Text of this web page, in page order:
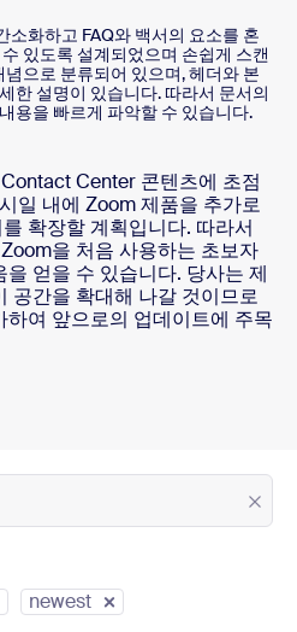
화하고 FAQ와 백서의 요소를 혼
있도록 설계되었으며 손쉽게 스캔
으로 분류되어 있으며, 헤더와 본
한 설명이 있습니다. 따라서 문서의
용을 빠르게 파악할 수 있습니다.
Center 콘텐츠에 초점
일 내에 Zoom 제품을 추가로
확장할 계획입니다. 따라서
을 처음 사용하는 초보자
얻을 수 있습니다. 당사는 제
공간을 확대해 나갈 것이므로
여 앞으로의 업데이트에 주목
newest